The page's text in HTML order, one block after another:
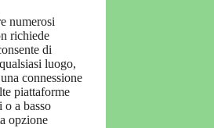
numerosi
richiede
di
luogo,
connessione
piattaforme
a basso
opzione